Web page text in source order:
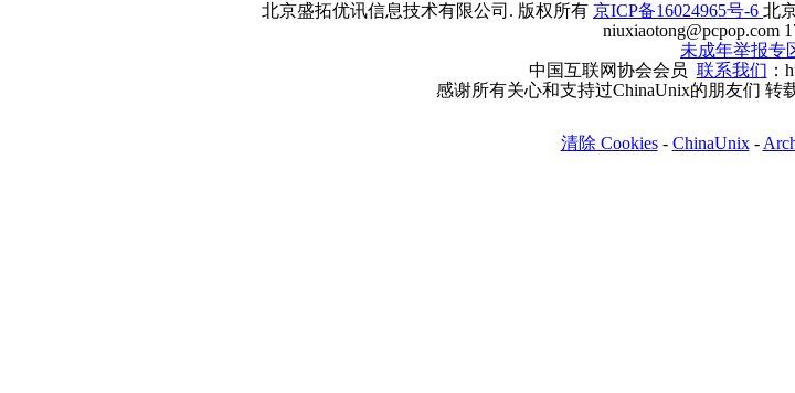
北京盛拓优讯信息技术有限公司. 版权所有 京ICP备16024965号-6 北
niuxiaotong@pcpop.com
未成年举报专
中国互联网协会会员 联系我们 ：
感谢所有关心和支持过ChinaUnix的朋友们 转
清除 Cookies- ChinaUnix-